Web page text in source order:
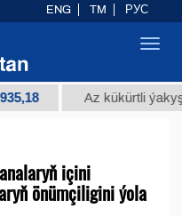
Az kükürtli ýakyş
içini
önümçiligini ýola
ENG TM РУС